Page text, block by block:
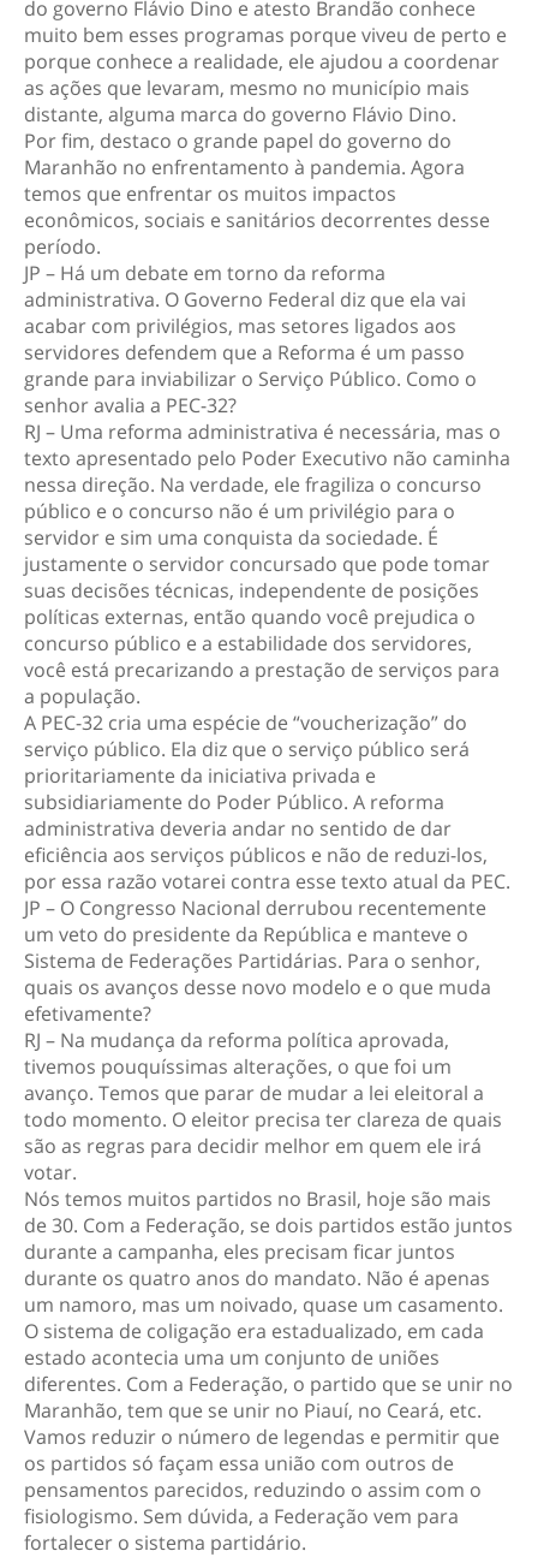
do governo Flávio Dino e atesto Brandão conhece
muito bem esses programas porque viveu de perto e
porque conhece a realidade, ele ajudou a coordenar
as ações que levaram, mesmo no município mais
distante, alguma marca do governo Flávio Dino.
Por fim, destaco o grande papel do governo do
Maranhão no enfrentamento à pandemia. Agora
temos que enfrentar os muitos impactos
econômicos, sociais e sanitários decorrentes desse
período.
JP – Há um debate em torno da reforma
administrativa. O Governo Federal diz que ela vai
acabar com privilégios, mas setores ligados aos
servidores defendem que a Reforma é um passo
grande para inviabilizar o Serviço Público. Como o
senhor avalia a PEC-32?
RJ – Uma reforma administrativa é necessária, mas o
texto apresentado pelo Poder Executivo não caminha
nessa direção. Na verdade, ele fragiliza o concurso
público e o concurso não é um privilégio para o
servidor e sim uma conquista da sociedade. É
justamente o servidor concursado que pode tomar
suas decisões técnicas, independente de posições
políticas externas, então quando você prejudica o
concurso público e a estabilidade dos servidores,
você está precarizando a prestação de serviços para
a população.
A PEC-32 cria uma espécie de “voucherização” do
serviço público. Ela diz que o serviço público será
prioritariamente da iniciativa privada e
subsidiariamente do Poder Público. A reforma
administrativa deveria andar no sentido de dar
eficiência aos serviços públicos e não de reduzi-los,
por essa razão votarei contra esse texto atual da PEC.
JP – O Congresso Nacional derrubou recentemente
um veto do presidente da República e manteve o
Sistema de Federações Partidárias. Para o senhor,
quais os avanços desse novo modelo e o que muda
efetivamente?
RJ – Na mudança da reforma política aprovada,
tivemos pouquíssimas alterações, o que foi um
avanço. Temos que parar de mudar a lei eleitoral a
todo momento. O eleitor precisa ter clareza de quais
são as regras para decidir melhor em quem ele irá
votar.
Nós temos muitos partidos no Brasil, hoje são mais
de 30. Com a Federação, se dois partidos estão juntos
durante a campanha, eles precisam ficar juntos
durante os quatro anos do mandato. Não é apenas
um namoro, mas um noivado, quase um casamento.
O sistema de coligação era estadualizado, em cada
estado acontecia uma um conjunto de uniões
diferentes. Com a Federação, o partido que se unir no
Maranhão, tem que se unir no Piauí, no Ceará, etc.
Vamos reduzir o número de legendas e permitir que
os partidos só façam essa união com outros de
pensamentos parecidos, reduzindo o assim com o
fisiologismo. Sem dúvida, a Federação vem para
fortalecer o sistema partidário.